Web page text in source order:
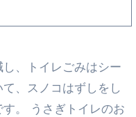
男性ホルモン
のすべての起点となる
、トイレごみはシー
、スノコはずしをし
。 うさぎトイレのお